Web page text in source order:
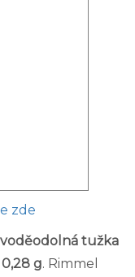
zde
tužka
g. Rimmel